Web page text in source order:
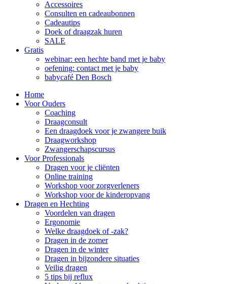
Accessoires
Consulten en cadeaubonnen
Cadeautips
Doek of draagzak huren
SALE
Gratis
webinar: een hechte band met je baby
oefening: contact met je baby
babycafé Den Bosch
Home
Voor Ouders
Coaching
Draagconsult
Een draagdoek voor je zwangere buik
Draagworkshop
Zwangerschapscursus
Voor Professionals
Dragen voor je cliënten
Online training
Workshop voor zorgverleners
Workshop voor de kinderopvang
Dragen en Hechting
Voordelen van dragen
Ergonomie
Welke draagdoek of -zak?
Dragen in de zomer
Dragen in de winter
Dragen in bijzondere situaties
Veilig dragen
5 tips bij reflux